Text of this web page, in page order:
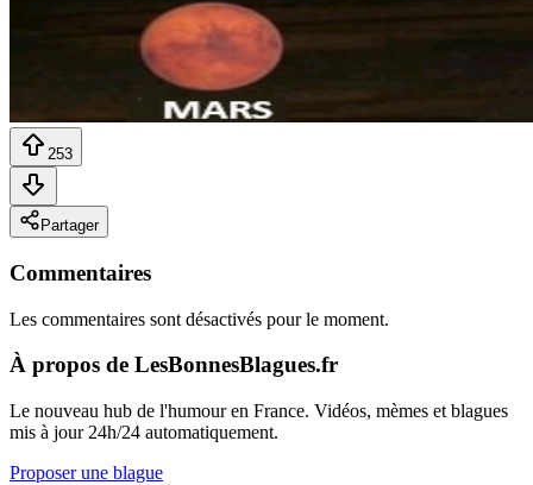
253
Partager
Commentaires
Les commentaires sont désactivés pour le moment.
À propos de LesBonnesBlagues.fr
Le nouveau hub de l'humour en France. Vidéos, mèmes et blagues
mis à jour 24h/24 automatiquement.
Proposer une blague